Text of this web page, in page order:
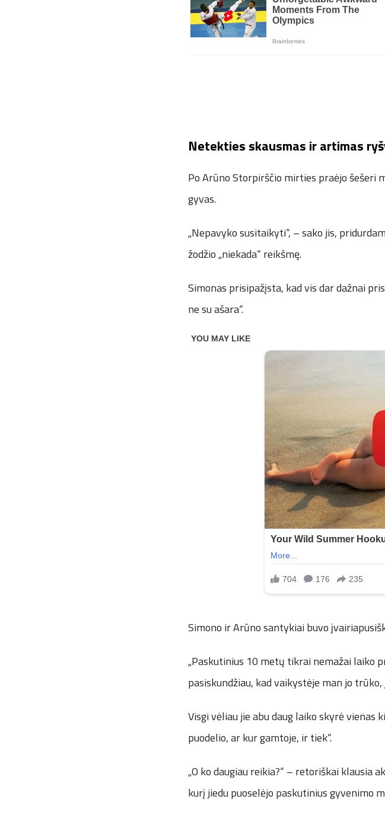
Netekties skausmas ir artimas
Po Arūno Storpirščio mirties praėjo šešeri
gyvas.
„Nepavyko susitaikyti“, – sako jis,
žodžio „niekada“ reikšmę.
Simonas prisipažįsta, kad vis dar dažnai
ne su ašara“.
Simono ir Arūno santykiai buvo
„Paskutinius 10 metų tikrai nemažai laiko
pasiskundžiau, kad vaikystėje man jo trūko,
Visgi vėliau jie abu daug laiko skyrė vienas
puodelio, ar kur gamtoje, ir tiek“.
„O ko daugiau reikia?“ – retoriškai klausia
kurį jiedu puoselėjo paskutinius gyvenimo